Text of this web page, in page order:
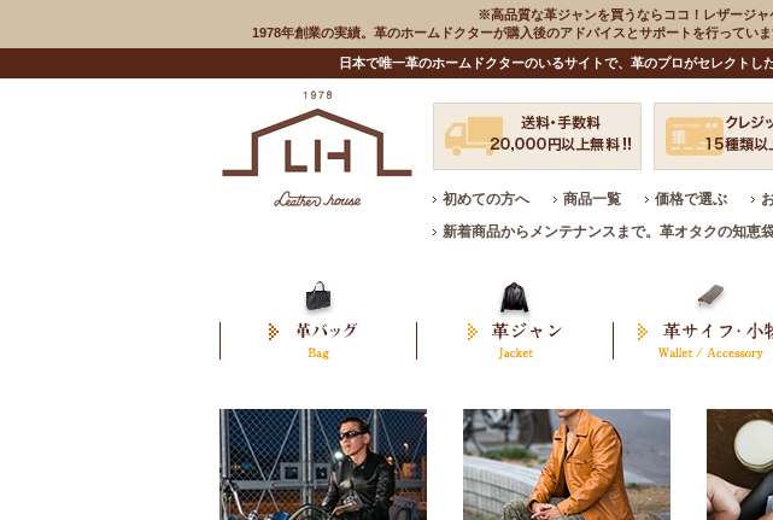
※高品質な革ジャンを買うならココ！レザージ
1978年創業の実績。革のホームドクターが購入後のアドバイスとサポートを行ってい
日本で唯一革のホームドクターのいるサイトで、革のプロがセレクト
初めての方へ 商品一覧 価格で選ぶ
新着商品からメンテナンスまで。革オタクの知恵